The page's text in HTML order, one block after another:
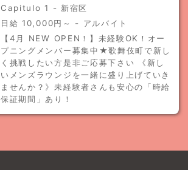
Capitulo 1 - 新宿区
日給 10,000円～ - アルバイト
【4月 NEW OPEN！】未経験OK！オー
プニングメンバー募集中★歌舞伎町で新し
く挑戦したい方是非ご応募下さい 《新し
いメンズラウンジを一緒に盛り上げていき
ませんか？》未経験者さんも安心の「時給
保証期間」あり！